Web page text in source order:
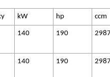
kW hp ccm
140 190 2987
140 190 2987